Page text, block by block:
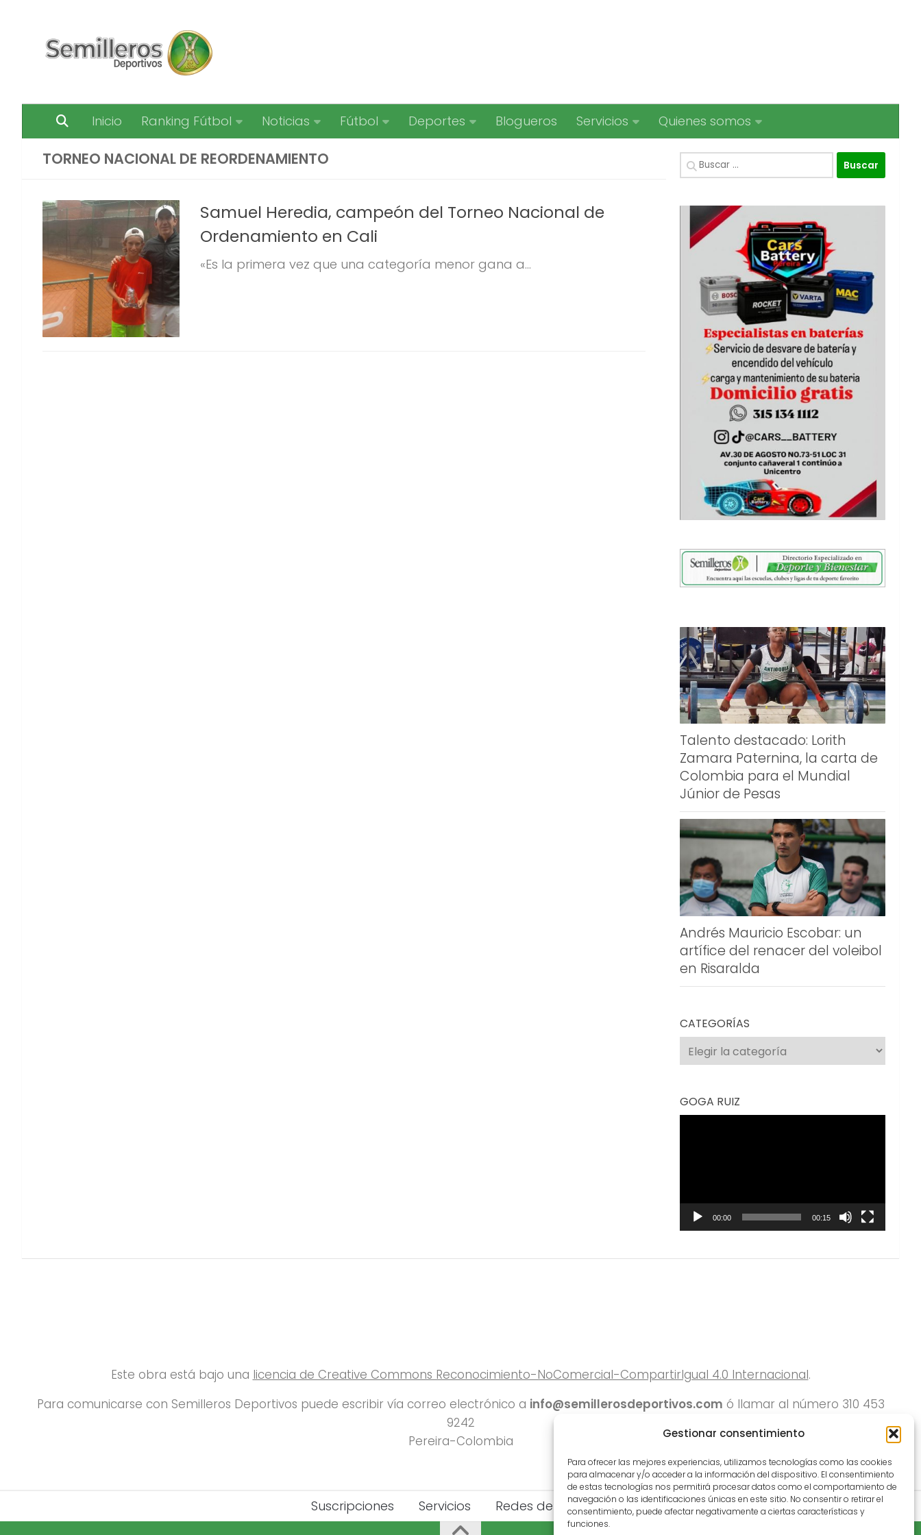
Gestionar consentimiento
Para ofrecer las mejores experiencias, utilizamos tecnologías como las cookies
para almacenar y/o acceder a la información del dispositivo. El consentimiento
de estas tecnologías nos permitirá procesar datos como el comportamiento de
navegación o las identificaciones únicas en este sitio. No consentir o retirar el
consentimiento, puede afectar negativamente a ciertas características y
funciones.
Inicio Ranking Fútbol Noticias Fútbol Deportes Blogueros Servicios Quienes somos
TORNEO NACIONAL DE REORDENAMIENTO
Samuel Heredia, campeón del Torneo Nacional de
Ordenamiento en Cali
«Es la primera vez que una categoría menor gana a...
Buscar:
Talento destacado: Lorith
Zamara Paternina, la carta de
Colombia para el Mundial
Júnior de Pesas
Andrés Mauricio Escobar: un
artífice del renacer del voleibol
en Risaralda
CATEGORÍAS
Categorías
GOGA RUIZ
00:00 00:15
Este obra está bajo una licencia de Creative Commons Reconocimiento-NoComercial-CompartirIgual 4.0 Internacional.
Para comunicarse con Semilleros Deportivos puede escribir vía correo electrónico a info@semillerosdeportivos.com ó llamar al número 310 453
9242
Pereira-Colombia
Suscripciones Servicios Redes del Deporte